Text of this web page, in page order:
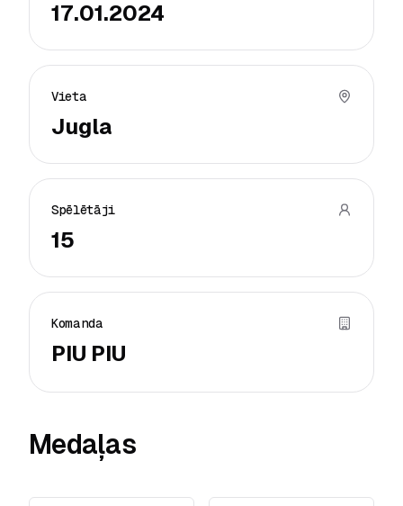
17.01.2024
Vieta
Jugla
Spēlētāji
15
Komanda
PIU PIU
Medaļas